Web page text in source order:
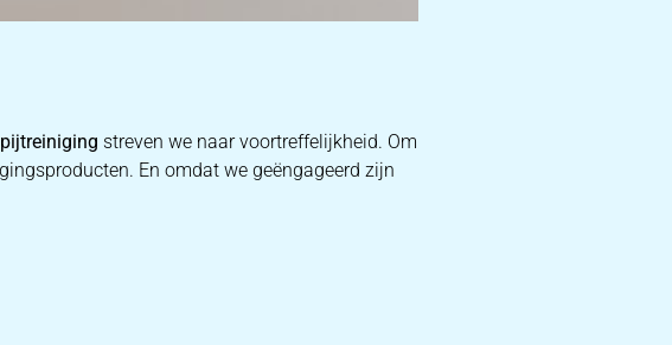
streven we naar voortreffelijkheid. Om
En omdat we geëngageerd zijn